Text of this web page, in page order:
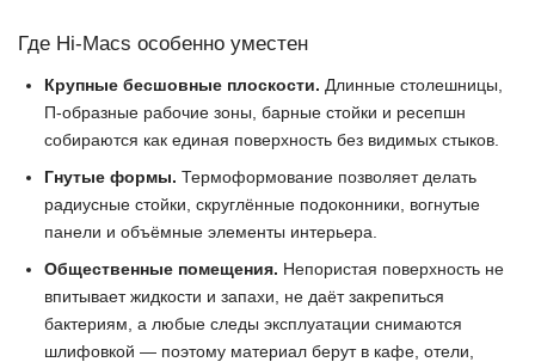
Где Hi-Macs особенно уместен
Крупные бесшовные плоскости. Длинные столешницы,
П-образные рабочие зоны, барные стойки и ресепшн
собираются как единая поверхность без видимых стыков.
Гнутые формы. Термоформование позволяет делать
радиусные стойки, скруглённые подоконники, вогнутые
панели и объёмные элементы интерьера.
Общественные помещения. Непористая поверхность не
впитывает жидкости и запахи, не даёт закрепиться
бактериям, а любые следы эксплуатации снимаются
шлифовкой — поэтому материал берут в кафе, отели,